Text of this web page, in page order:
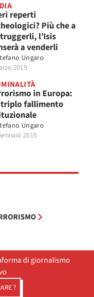
reperti
Più che a
l’Isis
a venderli
Ungaro
2015
in Europa:
fallimento
Ungaro
2015
di giornalismo
?